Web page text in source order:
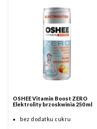
OSHEE Vitamin Boost ZERO
Elektrolity brzoskwinia 250 ml
bez dodatku cukru